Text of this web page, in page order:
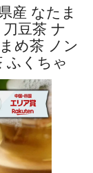
産 なたま
豆茶 ナ
め茶 ノン
ふくちゃ